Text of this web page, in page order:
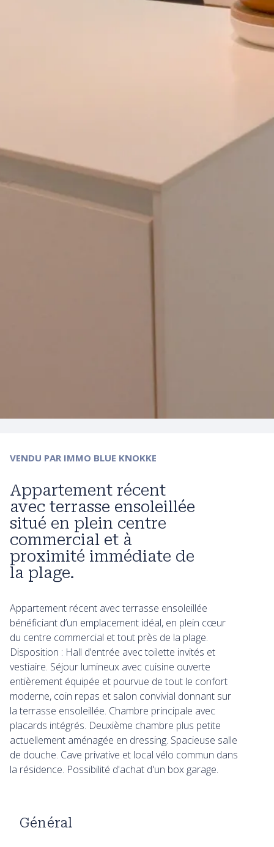
Appartement récent
avec terrasse ensoleillée
situé en plein centre
commercial et à
proximité immédiate de
la plage.
VENDU PAR IMMO BLUE KNOKKE
Appartement récent avec terrasse ensoleillée
bénéficiant d’un emplacement idéal, en plein cœur
du centre commercial et tout près de la plage.
Disposition : Hall d’entrée avec toilette invités et
vestiaire. Séjour lumineux avec cuisine ouverte
entièrement équipée et pourvue de tout le confort
moderne, coin repas et salon convivial donnant sur
la terrasse ensoleillée. Chambre principale avec
placards intégrés. Deuxième chambre plus petite
actuellement aménagée en dressing. Spacieuse salle
de douche. Cave privative et local vélo commun dans
la résidence. Possibilité d'achat d'un box garage.
Général